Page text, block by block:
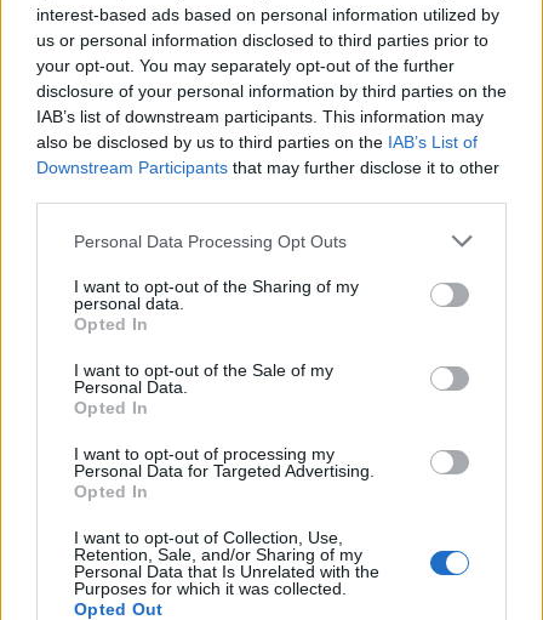
interest-based ads based on personal information utilized by
us or personal information disclosed to third parties prior to
your opt-out. You may separately opt-out of the further
disclosure of your personal information by third parties on the
IAB’s list of downstream participants. This information may
also be disclosed by us to third parties on the IAB’s List of
Downstream Participants that may further disclose it to other
Personal Data Processing Opt Outs
I want to opt-out of the Sharing of my
personal data.
Opted In
I want to opt-out of the Sale of my
Personal Data.
Opted In
I want to opt-out of processing my
Personal Data for Targeted Advertising.
Opted In
I want to opt-out of Collection, Use,
Retention, Sale, and/or Sharing of my
Personal Data that Is Unrelated with the
Purposes for which it was collected.
Opted Out
Marcos Leonardo laat eerste indruk achter bij
Ajax: 'Hier gaan fans van genieten'
Resterend oefenprogramma Ajax: waar zijn de
duels te zien
Ajax groeit onder Míchel, maar transfermarkt
Ajax-talent Mohamed Abdalla schrijft Europese
geschiedenis
Shane Kluivert krijgt kans van Flick en begint in
de basis bij FC Barcelona
Servische media vergelijken Ajax-talent Abdellah
Ouazane met Lionel Messi
Ajax zet grote stap richting volgende ronde na
ruime zege op Vojvodina